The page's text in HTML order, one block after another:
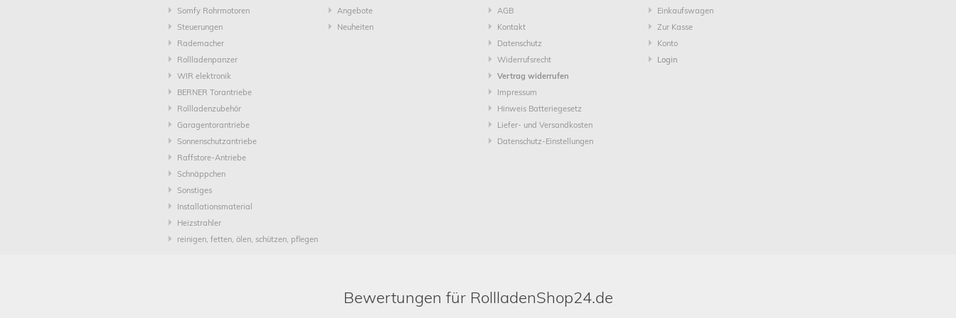
Somfy Rohrmotoren
Steuerungen
Rademacher
Rollladenpanzer
WIR elektronik
BERNER Torantriebe
Rollladenzubehör
Garagentorantriebe
Sonnenschutzantriebe
Raffstore-Antriebe
Schnäppchen
Sonstiges
Installationsmaterial
Heizstrahler
reinigen, fetten, ölen, schützen, pflegen
Angebote
Neuheiten
AGB
Kontakt
Datenschutz
Widerrufsrecht
Vertrag widerrufen
Impressum
Hinweis Batteriegesetz
Liefer- und Versandkosten
Datenschutz-Einstellungen
Einkaufswagen
Zur Kasse
Konto
Login
Bewertungen für RollladenShop24.de